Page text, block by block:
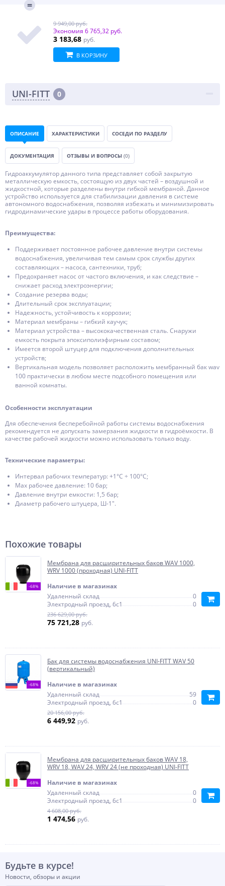
9 949,00 руб.
Экономия 6 765,32 руб.
3 183,68 руб.
В КОРЗИНУ
UNI-FITT 0
ОПИСАНИЕ ХАРАКТЕРИСТИКИ СОСЕДИ ПО РАЗДЕЛУ
ДОКУМЕНТАЦИЯ ОТЗЫВЫ И ВОПРОСЫ (0)
Гидроаккумулятор данного типа представляет собой закрытую
металлическую емкость, состоящую из двух частей – воздушной и
жидкостной, которые разделены внутри гибкой мембраной. Данное
устройство используется для стабилизации давления в системе
автономного водоснабжения, позволяя избежать и минимизировать
гидродинамические удары в процессе работы оборудования.
Преимущества:
Поддерживает постоянное рабочее давление внутри системы
водоснабжения, увеличивая тем самым срок службы других
составляющих – насоса, сантехники, труб;
Предохраняет насос от частого включения, и как следствие –
снижает расход электроэнергии;
Создание резерва воды;
Длительный срок эксплуатации;
Надежность, устойчивость к коррозии;
Материал мембраны – гибкий каучук;
Материал устройства – высококачественная сталь. Снаружи
емкость покрыта эпоксиполиэфирным составом;
Имеется второй штуцер для подключения дополнительных
устройств;
Вертикальная модель позволяет расположить мембранный бак wav
100 практически в любом месте подсобного помещения или
ванной комнаты.
Особенности эксплуатации
Для обеспечения бесперебойной работы системы водоснабжения
рекомендуется не допускать замерзания жидкости в гидроёмкости. В
качестве рабочей жидкости можно использовать только воду.
Технические параметры:
Интервал рабочих температур: +1°С ÷ 100°С;
Max рабочее давление: 10 бар;
Давление внутри емкости: 1,5 бар;
Диаметр рабочего штуцера, Ш-1″.
Похожие товары
-68%
Мембрана для расширительных баков WАV 1000,
WRV 1000 (проходная) UNI-FITT
Наличие в магазинах
Удаленный склад
0
Электродный проезд, 6с1
0
236 629,00 руб.
75 721,28 руб.
-68%
Бак для системы водоснабжения UNI-FITT WAV 50
(вертикальный)
Наличие в магазинах
Удаленный склад
59
Электродный проезд, 6с1
0
20 156,00 руб.
6 449,92 руб.
-68%
Мембрана для расширительных баков WАV 18,
WRV 18, WАV 24, WRV 24 (не проходная) UNI-FITT
Наличие в магазинах
Удаленный склад
0
Электродный проезд, 6с1
0
4 608,00 руб.
1 474,56 руб.
Будьте в курсе!
Новости, обзоры и акции